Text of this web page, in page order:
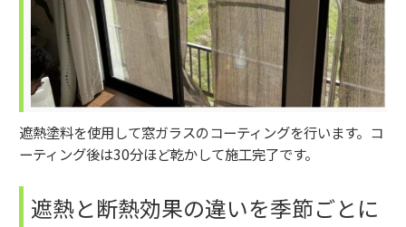
遮熱塗料を使用して窓ガラスのコーティングを行います。コ
ーティング後は30分ほど乾かして施工完了です。
遮熱と断熱効果の違いを季節ごとに